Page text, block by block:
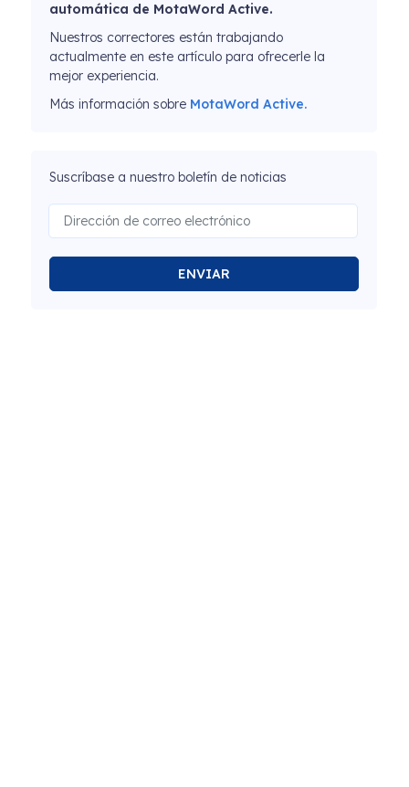
automática de MotaWord Active.
Nuestros correctores están trabajando
actualmente en este artículo para ofrecerle la
mejor experiencia.
Más información sobre MotaWord Active.
Suscríbase a nuestro boletín de noticias
ENVIAR